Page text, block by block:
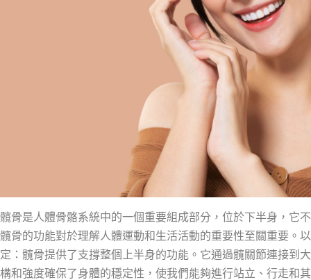
髖骨是人體骨骼系統中的一個重要組成部分，位於下半身，它
髖骨的功能對於理解人體運動和生活活動的重要性至關重要。
定：髖骨提供了支撐整個上半身的功能。它通過髖關節連接到
構和強度確保了身體的穩定性，使我們能夠進行站立、行走和